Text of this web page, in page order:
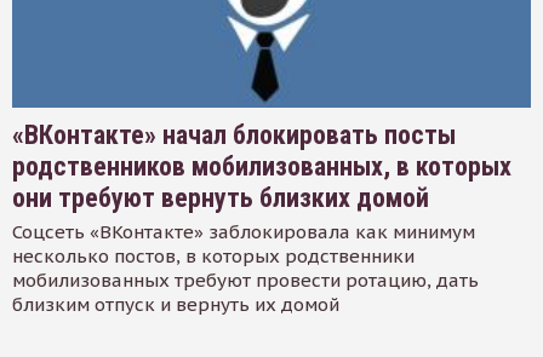
«ВКонтакте» начал блокировать посты
родственников мобилизованных, в которых
они требуют вернуть близких домой
Соцсеть «ВКонтакте» заблокировала как минимум
несколько постов, в которых родственники
мобилизованных требуют провести ротацию, дать
близким отпуск и вернуть их домой